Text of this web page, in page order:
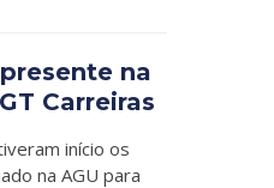
na
Carreiras
início os
na AGU para